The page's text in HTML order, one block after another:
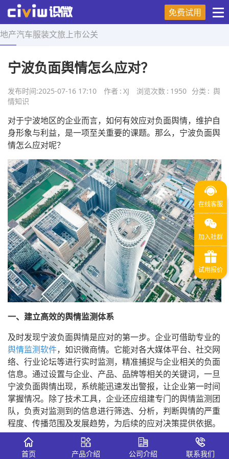
免费试用
地产汽车服装文旅 上市公关
首页 > 舆情知识 > 正文
宁波负面舆情怎么应对？
发布时间:2025-07-16 17:10 作者 : XJ 浏览次数 : 1950 分类 : 舆
情知识
对于宁波地区的企业而言，如何有效应对负面舆情，维护自
身形象与利益，是一项至关重要的课题。那么，宁波负面舆
情怎么应对呢？
一、建立高效的舆情监测体系
及时发现宁波负面舆情是应对的第一步。企业可借助专业的
舆情监测软件，如识微商情。它能对各大媒体平台、社交网
络、行业论坛等进行实时监测，精准捕捉与企业相关的负面
信息。通过设置与企业、产品、品牌等相关的关键词，一旦
宁波负面舆情出现，系统能迅速发出警报，让企业第一时间
掌握情况。除了技术工具，企业还应组建专门的舆情监测团
队，负责对监测到的信息进行筛选、分析，判断舆情的严重
程度、传播范围及发展趋势，为后续的应对决策提供依据。
二、制定科学的应对策略
首页 产品介绍 公司介绍 联系我们